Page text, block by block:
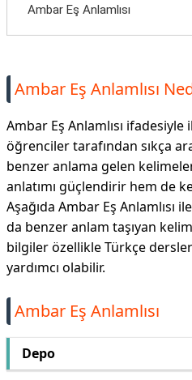
Ambar Eş Anlamlısı
Ambar Eş Anlamlısı
Ambar Eş Anlamlısı
öğrenciler tarafından sıkça
benzer anlama gelen
anlatımı güçlendirir hem de
Aşağıda Ambar Eş Anlamlısı
da benzer anlam taşıyan
bilgiler özellikle Türkçe
yardımcı olabilir.
Ambar Eş Anlamlısı
Depo